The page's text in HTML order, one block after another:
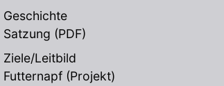
Geschichte
Satzung (PDF)
Ziele/Leitbild
Futternapf (Projekt)